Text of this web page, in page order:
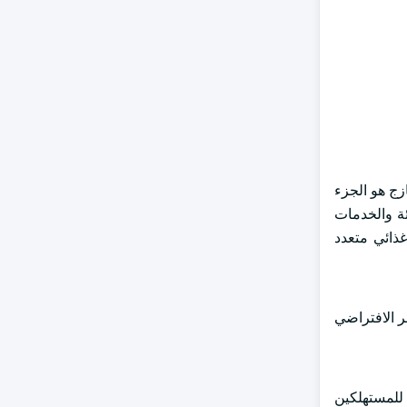
4.9٪ حتى عام 2034. يظل الهليون الطازج هو الجزء
والخدمات
متعدد
الافتراضي